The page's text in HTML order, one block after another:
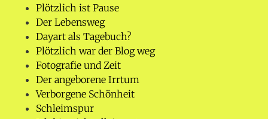
Plötzlich ist Pause
Der Lebensweg
Dayart als Tagebuch?
Plötzlich war der Blog weg
Fotografie und Zeit
Der angeborene Irrtum
Verborgene Schönheit
Schleimspur